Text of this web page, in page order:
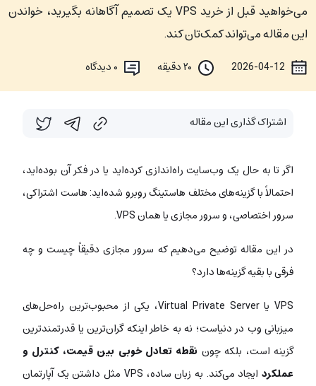
می‌خواهید قبل از خرید VPS یک تصمیم آگاهانه بگیرید، خواندن
این مقاله می‌تواند کمک‌تان کند.
دیدگاه
اشتراک گذاری این مقاله
اگر تا به حال یک وب‌سایت راه‌اندازی کرده‌اید یا در فکر آن بوده‌اید،
احتمالاً با گزینه‌های مختلف هاستینگ روبرو شده‌اید: هاست اشتراکی،
سرور اختصاصی، و سرور مجازی یا همان VPS.
در این مقاله توضیح می‌دهیم که سرور مجازی دقیقاً چیست و چه
فرقی با بقیه گزینه‌ها دارد؟
VPS یا Virtual Private Server، یکی از محبوب‌ترین راه‌حل‌های
میزبانی وب در دنیاست؛ نه به خاطر اینکه گران‌ترین یا قدرتمندترین
گزینه است، بلکه چون نقطه تعادل خوبی بین قیمت، کنترل و
عملکرد
ایجاد می‌کند. به زبان ساده، VPS مثل داشتن یک آپارتمان